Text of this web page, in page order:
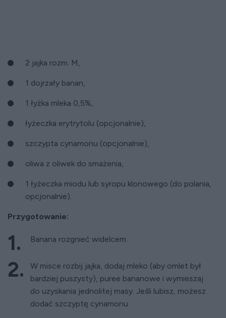
2 jajka rozm. M,
1 dojrzały banan,
1 łyżka mleka 0,5%,
łyżeczka erytrytolu (opcjonalnie),
szczypta cynamonu (opcjonalnie),
oliwa z oliwek do smażenia,
1 łyżeczka miodu lub syropu klonowego (do polania,
opcjonalnie).
Przygotowanie:
Banana rozgnieć widelcem.
W misce rozbij jajka, dodaj mleko (aby omlet był
bardziej puszysty), puree bananowe i wymieszaj
do uzyskania jednolitej masy. Jeśli lubisz, możesz
dodać szczyptę cynamonu.